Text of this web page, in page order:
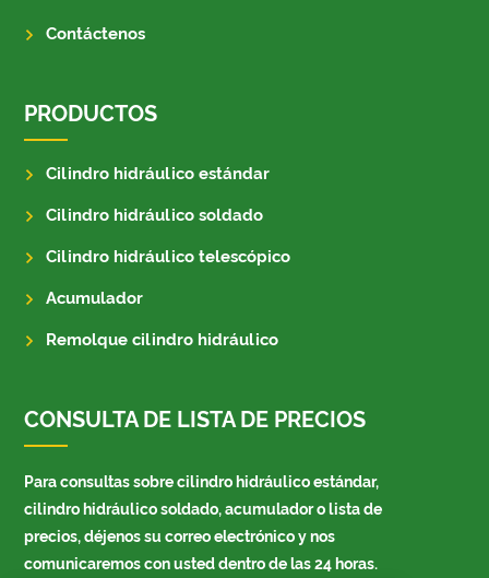
Contáctenos
PRODUCTOS
Cilindro hidráulico estándar
Cilindro hidráulico soldado
Cilindro hidráulico telescópico
Acumulador
Remolque cilindro hidráulico
CONSULTA DE LISTA DE PRECIOS
Para consultas sobre cilindro hidráulico estándar,
cilindro hidráulico soldado, acumulador o lista de
precios, déjenos su correo electrónico y nos
comunicaremos con usted dentro de las 24 horas.